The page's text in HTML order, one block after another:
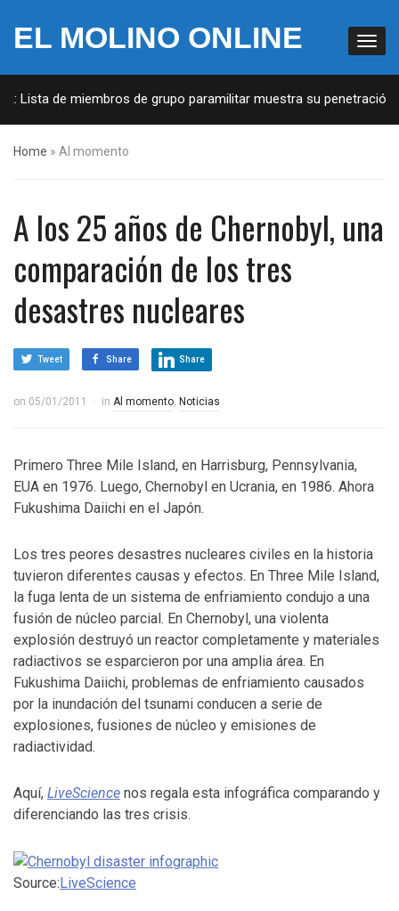
EL MOLINO ONLINE
Lista de miembros de grupo paramilitar muestra su penetración
Home » Al momento
A los 25 años de Chernobyl, una
comparación de los tres
desastres nucleares
Tweet Share Share
on 05/01/2011 in Al momento, Noticias
Primero Three Mile Island, en Harrisburg, Pennsylvania,
EUA en 1976. Luego, Chernobyl en Ucrania, en 1986. Ahora
Fukushima Daiichi en el Japón.
Los tres peores desastres nucleares civiles en la historia
tuvieron diferentes causas y efectos. En Three Mile Island,
la fuga lenta de un sistema de enfriamiento condujo a una
fusión de núcleo parcial. En Chernobyl, una violenta
explosión destruyó un reactor completamente y materiales
radiactivos se esparcieron por una amplia área. En
Fukushima Daiichi, problemas de enfriamiento causados
por la inundación del tsunami conducen a serie de
explosiones, fusiones de núcleo y emisiones de
radiactividad.
Aquí, LiveScience nos regala esta infográfica comparando y
diferenciando las tres crisis.
Source:LiveScience